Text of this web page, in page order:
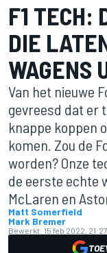
F1 TECH:
DIE
WAGENS
Van het nieuwe
gevreesd dat er
knappe koppen
komen. Zou de
worden? Onze
de eerste echte
McLaren en
Matt Somerfield
Mark Bremer
Bewerkt: 15 feb 2022, 21:27